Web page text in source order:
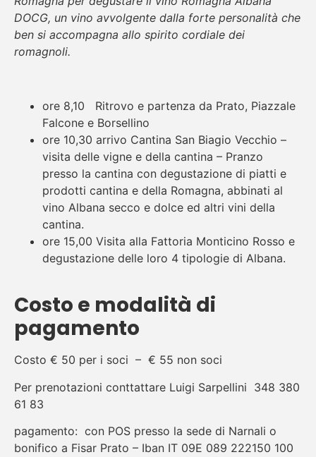
DOCG, un vino avvolgente dalla forte personalità che
ben si accompagna allo spirito cordiale dei
romagnoli.
ore 8,10 Ritrovo e partenza da Prato, Piazzale
Falcone e Borsellino
ore 10,30 arrivo Cantina San Biagio Vecchio –
visita delle vigne e della cantina – Pranzo
presso la cantina con degustazione di piatti e
prodotti cantina e della Romagna, abbinati al
vino Albana secco e dolce ed altri vini della
cantina.
ore 15,00 Visita alla Fattoria Monticino Rosso e
degustazione delle loro 4 tipologie di Albana.
Costo e modalità di
pagamento
Costo € 50 per i soci – € 55 non soci
Per prenotazioni conttattare Luigi Sarpellini 348 380
61 83
pagamento: con POS presso la sede di Narnali o
bonifico a Fisar Prato – Iban IT 09E 089 222150 100